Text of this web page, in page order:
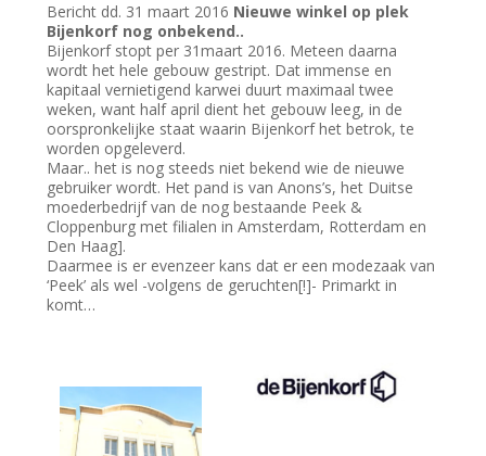
Bericht dd. 31 maart 2016 Nieuwe winkel op plek
Bijenkorf nog onbekend..
Bijenkorf stopt per 31maart 2016. Meteen daarna
wordt het hele gebouw gestript. Dat immense en
kapitaal vernietigend karwei duurt maximaal twee
weken, want half april dient het gebouw leeg, in de
oorspronkelijke staat waarin Bijenkorf het betrok, te
worden opgeleverd.
Maar.. het is nog steeds niet bekend wie de nieuwe
gebruiker wordt. Het pand is van Anons’s, het Duitse
moederbedrijf van de nog bestaande Peek &
Cloppenburg met filialen in Amsterdam, Rotterdam en
Den Haag].
Daarmee is er evenzeer kans dat er een modezaak van
‘Peek’ als wel -volgens de geruchten[!]- Primarkt in
komt…